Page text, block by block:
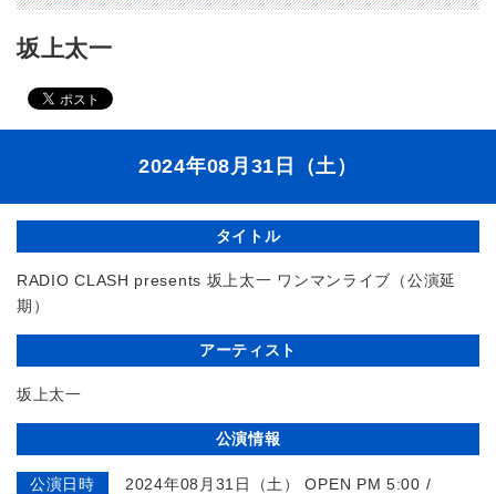
坂上太一
2024年08月31日（土）
タイトル
RADIO CLASH presents 坂上太一 ワンマンライブ（公演延
期）
アーティスト
坂上太一
公演情報
公演日時
2024年08月31日（土） OPEN PM 5:00 /